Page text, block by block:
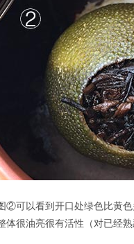
②可以看到开口处绿色比黄
体很油亮很有活性（对已经